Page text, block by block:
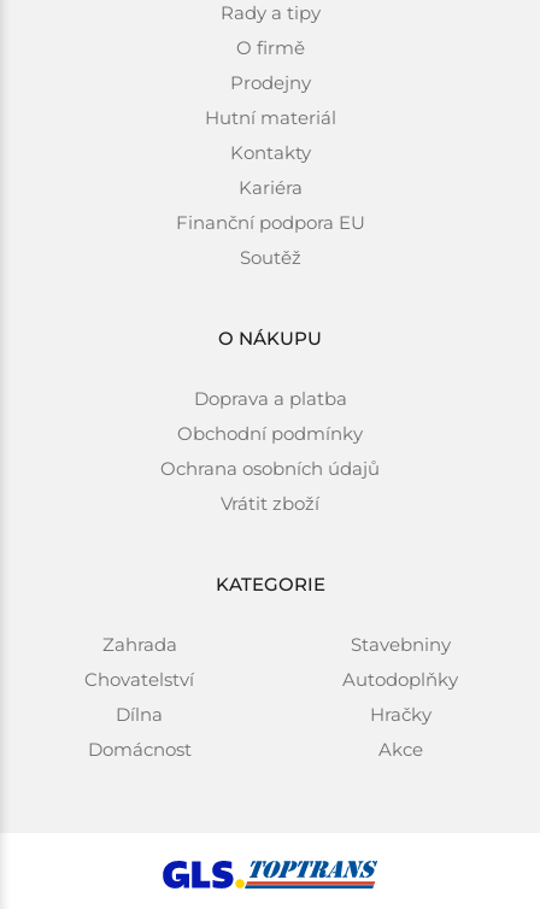
Rady a tipy
O firmě
Prodejny
Hutní materiál
Kontakty
Kariéra
Finanční podpora EU
Soutěž
O NÁKUPU
Doprava a platba
Obchodní podmínky
Ochrana osobních údajů
Vrátit zboží
KATEGORIE
Zahrada
Chovatelství
Dílna
Domácnost
Stavebniny
Autodoplňky
Hračky
Akce